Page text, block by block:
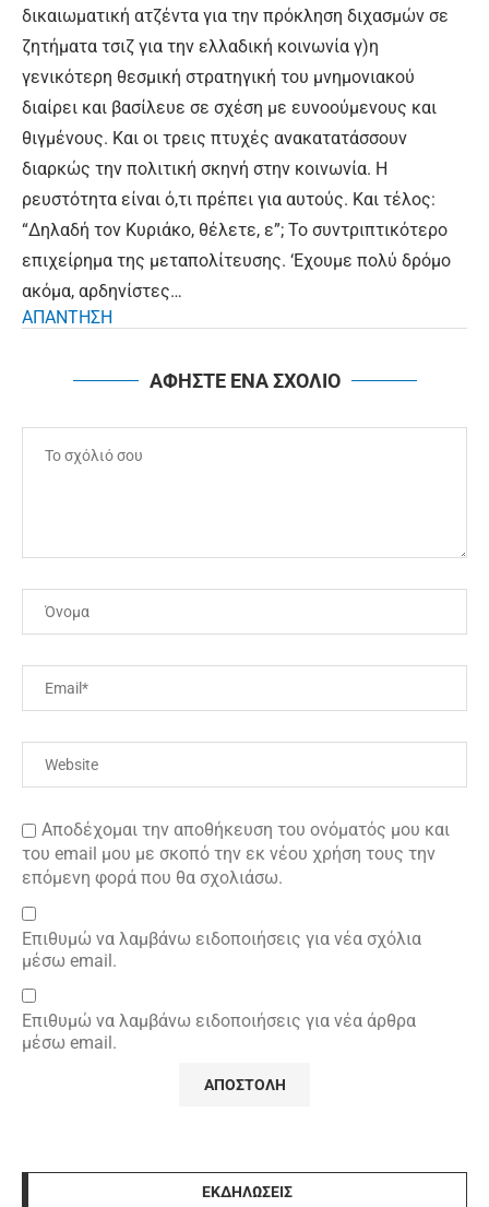
δικαιωματική ατζέντα για την πρόκληση διχασμών σε
ζητήματα τσιζ για την ελλαδική κοινωνία γ)η
γενικότερη θεσμική στρατηγική του μνημονιακού
διαίρει και βασίλευε σε σχέση με ευνοούμενους και
θιγμένους. Και οι τρεις πτυχές ανακατατάσσουν
διαρκώς την πολιτική σκηνή στην κοινωνία. Η
ρευστότητα είναι ό,τι πρέπει για αυτούς. Και τέλος:
“Δηλαδή τον Κυριάκο, θέλετε, ε”; Το συντριπτικότερο
επιχείρημα της μεταπολίτευσης. ‘Εχουμε πολύ δρόμο
ακόμα, αρδηνίστες…
ΑΠΑΝΤΗΣΗ
ΑΦΗΣΤΕ ΕΝΑ ΣΧΟΛΙΟ
Αποδέχομαι την αποθήκευση του ονόματός μου και
του email μου με σκοπό την εκ νέου χρήση τους την
επόμενη φορά που θα σχολιάσω.
Επιθυμώ να λαμβάνω ειδοποιήσεις για νέα σχόλια
μέσω email.
Επιθυμώ να λαμβάνω ειδοποιήσεις για νέα άρθρα
μέσω email.
ΕΚΔΗΛΩΣΕΙΣ